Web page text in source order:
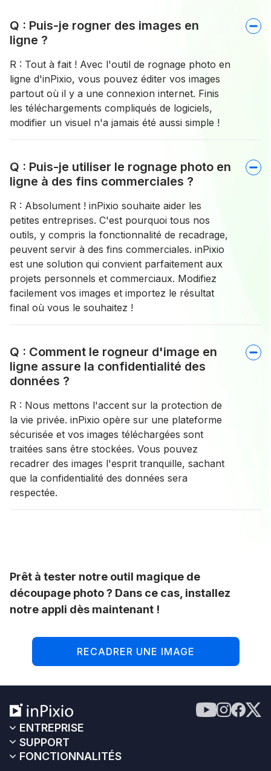
Q : Puis-je rogner des images en
ligne ?
R : Tout à fait ! Avec l'outil de rognage photo en
ligne d'inPixio, vous pouvez éditer vos images
partout où il y a une connexion internet. Finis
les téléchargements compliqués de logiciels,
modifier un visuel n'a jamais été aussi simple !
Q : Puis-je utiliser le rognage photo en
ligne à des fins commerciales ?
R : Absolument ! inPixio souhaite aider les
petites entreprises. C'est pourquoi tous nos
outils, y compris la fonctionnalité de recadrage,
peuvent servir à des fins commerciales. inPixio
est une solution qui convient parfaitement aux
projets personnels et commerciaux. Modifiez
facilement vos images et importez le résultat
final où vous le souhaitez !
Q : Comment le rogneur d'image en
ligne assure la confidentialité des
données ?
R : Nous mettons l'accent sur la protection de
la vie privée. inPixio opère sur une plateforme
sécurisée et vos images téléchargées sont
traitées sans être stockées. Vous pouvez
recadrer des images l'esprit tranquille, sachant
que la confidentialité des données sera
respectée.
Prêt à tester notre outil magique de
découpage photo ? Dans ce cas, installez
notre appli dès maintenant !
RECADRER UNE IMAGE
ENTREPRISE
SUPPORT
FONCTIONNALITÉS